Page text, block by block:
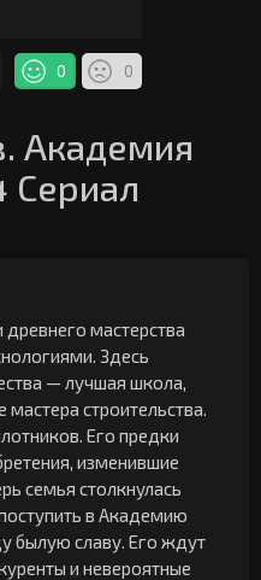
0 0
Академия
Сериал
мастерства
Здесь
— лучшая школа,
строительства.
Его предки
изменившие
семья столкнулась
в Академию
былую славу. Его ждут
и невероятные